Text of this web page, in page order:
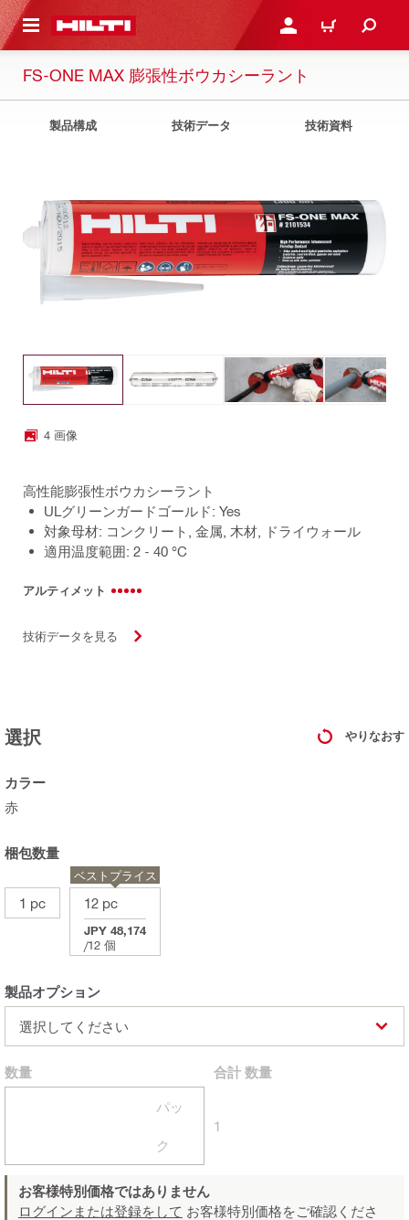
内容を表示 ログイン・新規オンライ
カート
FS-ONE MAX 膨張性ボウカシーラント
製品構成 技術データ 技術資料
4 画像
高性能膨張性ボウカシーラント
ULグリーンガードゴールド: Yes
対象母材: コンクリート, 金属, 木材, ドライウォール
適用温度範囲: 2 - 40 °C
アルティメット
技術データを見る
選択 やりなおす
カラー
赤
梱包数量
1 pc 12 pc
JPY 48,174
/12 個
ベストプライス
製品オプション
選択してください
数量
パッ
ク
合計 数量
1
お客様特別価格ではありません
ログインまたは登録をして お客様特別価格をご確認くださ